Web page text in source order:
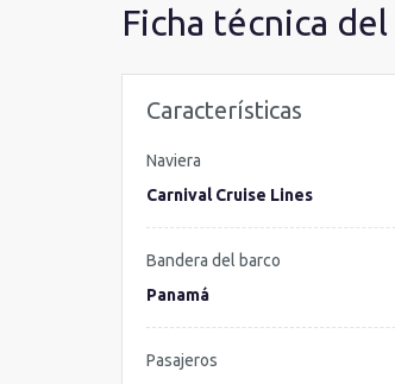
Ficha técnica
Características
Naviera
Carnival Cruise Lines
Bandera del barco
Panamá
Pasajeros